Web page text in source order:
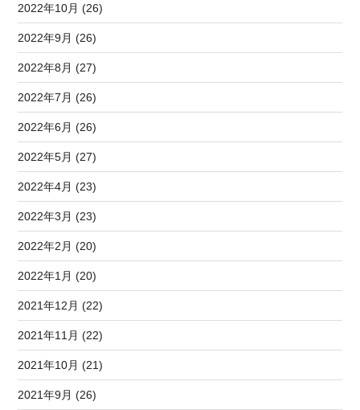
2022年10月 (26)
2022年9月 (26)
2022年8月 (27)
2022年7月 (26)
2022年6月 (26)
2022年5月 (27)
2022年4月 (23)
2022年3月 (23)
2022年2月 (20)
2022年1月 (20)
2021年12月 (22)
2021年11月 (22)
2021年10月 (21)
2021年9月 (26)